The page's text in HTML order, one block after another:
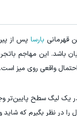
قهرمانی بارساپس از
این مهاجم
واقعی روی میز است.
را در نظر بگیرم که
کلیک کن!